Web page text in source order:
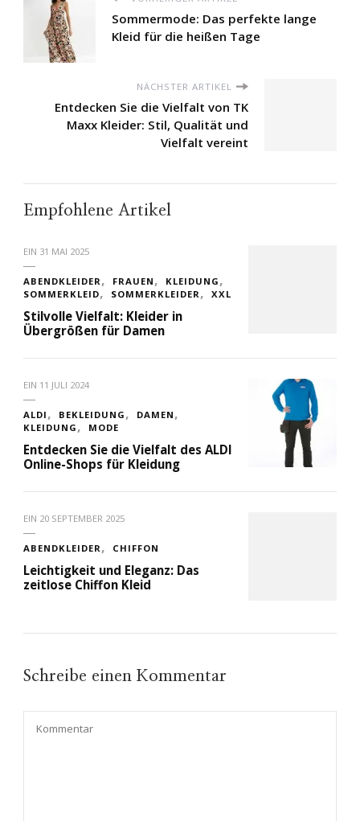
Sommermode: Das perfekte lange
Kleid für die heißen Tage
NÄCHSTER ARTIKEL
Entdecken Sie die Vielfalt von TK
Maxx Kleider: Stil, Qualität und
Vielfalt vereint
Empfohlene Artikel
EIN 31 MAI 2025
ABENDKLEIDER FRAUEN
KLEIDUNG
SOMMERKLEID
SOMMERKLEIDER XXL
Stilvolle Vielfalt: Kleider in
Übergrößen für Damen
EIN 11 JULI 2024
ALDI BEKLEIDUNG
DAMEN
KLEIDUNG
MODE
Entdecken Sie die Vielfalt des ALDI
Online-Shops für Kleidung
EIN 20 SEPTEMBER 2025
ABENDKLEIDER CHIFFON
Leichtigkeit und Eleganz: Das
zeitlose Chiffon Kleid
Schreibe einen Kommentar